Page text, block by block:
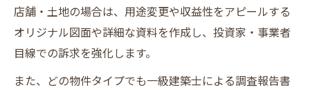
店舗・土地の場合は、用途変更や収益性をアピールする
オリジナル図面や詳細な資料を作成し、投資家・事業者
目線での訴求を強化します。
また、どの物件タイプでも一級建築士による調査報告書